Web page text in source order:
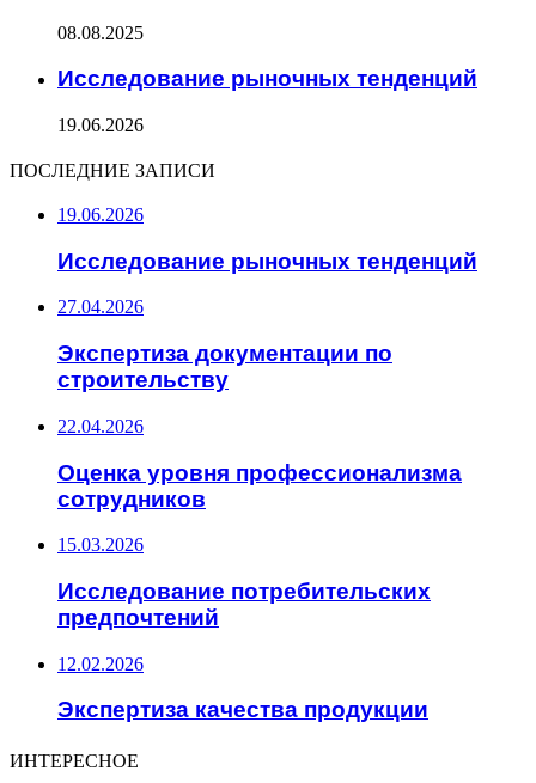
08.08.2025
Исследование рыночных тенденций
19.06.2026
ПОСЛЕДНИЕ ЗАПИСИ
19.06.2026
Исследование рыночных тенденций
27.04.2026
Экспертиза документации по
строительству
22.04.2026
Оценка уровня профессионализма
сотрудников
15.03.2026
Исследование потребительских
предпочтений
12.02.2026
Экспертиза качества продукции
ИНТЕРЕСНОЕ